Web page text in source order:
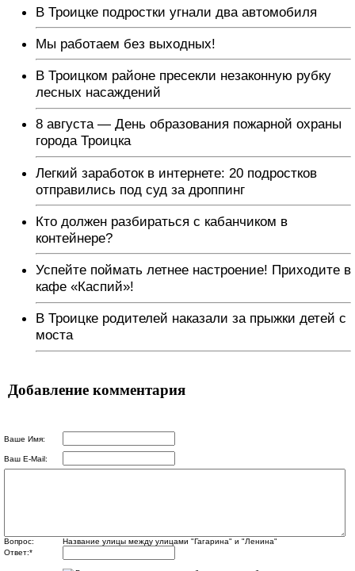
В Троицке подростки угнали два автомобиля
Мы работаем без выходных!
В Троицком районе пресекли незаконную рубку
лесных насаждений
8 августа — День образования пожарной охраны
города Троицка
Легкий заработок в интернете: 20 подростков
отправились под суд за дроппинг
Кто должен разбираться с кабанчиком в
контейнере?
Успейте поймать летнее настроение! Приходите в
кафе «Каспий»!
В Троицке родителей наказали за прыжки детей с
моста
Добавление комментария
Ваше Имя:
Ваш E-Mail:
Вопрос:
Название улицы между улицами "Гагарина" и "Ленина"
Ответ:*